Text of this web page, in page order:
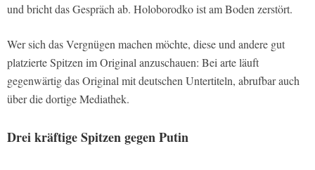
und bricht das Gespräch ab. Holoborodko ist am Boden zerstört.
Wer sich das Vergnügen machen möchte, diese und andere gut
platzierte Spitzen im Original anzuschauen: Bei arte läuft
gegenwärtig das Original mit deutschen Untertiteln, abrufbar auch
über die dortige Mediathek.
Drei kräftige Spitzen gegen Putin